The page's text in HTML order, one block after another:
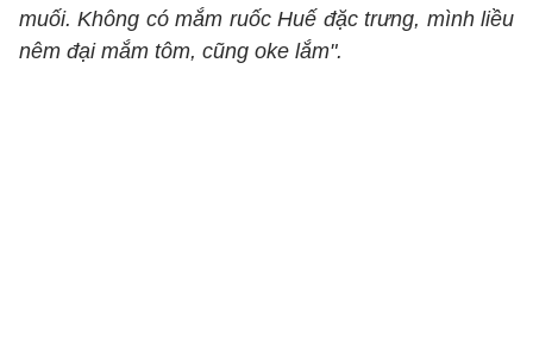
muối. Không có mắm ruốc Huế đặc trưng, mình liều
nêm đại mắm tôm, cũng oke lắm".